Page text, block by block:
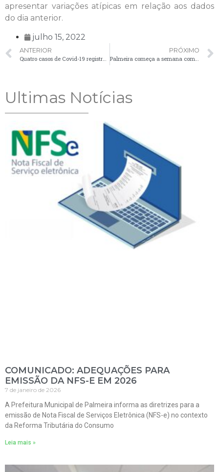
apresentar variações atípicas em relação aos dados
do dia anterior.
julho 15, 2022
ANTERIOR
PRÓXIMO
Ultimas Notícias
COMUNICADO: ADEQUAÇÕES PARA
EMISSÃO DA NFS-E EM 2026
7 de janeiro de 2026
A Prefeitura Municipal de Palmeira informa as diretrizes para a
emissão de Nota Fiscal de Serviços Eletrônica (NFS-e) no contexto
da Reforma Tributária do Consumo
Leia mais »